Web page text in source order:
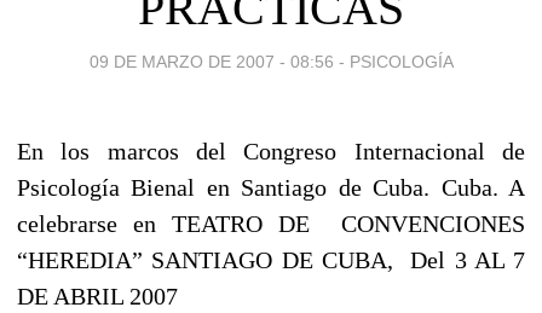
09 DE MARZO DE 2007 - 08:56 - PSICOLOGÍA
En los marcos del Congreso Internacional de
Psicología Bienal en Santiago de Cuba. Cuba. A
celebrarse en TEATRO DE CONVENCIONES
“HEREDIA” SANTIAGO DE CUBA, Del 3 AL 7
DE ABRIL 2007